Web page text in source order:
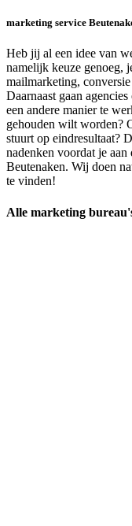
marketing service
Heb jij al een idee van
namelijk keuze genoeg,
mailmarketing,
Daarnaast gaan
een andere manier te
gehouden wilt worden?
stuurt op eindresultaat?
nadenken voordat je aan
Beutenaken. Wij doen
te vinden!
Alle marketing